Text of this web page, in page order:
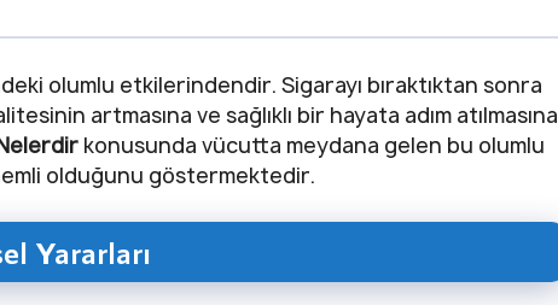
olumlu etkilerindendir. Sigarayı bıraktıktan sonra
artmasına ve sağlıklı bir hayata adım atılmasına
konusunda vücutta meydana gelen bu olumlu
olduğunu göstermektedir.
Yararları